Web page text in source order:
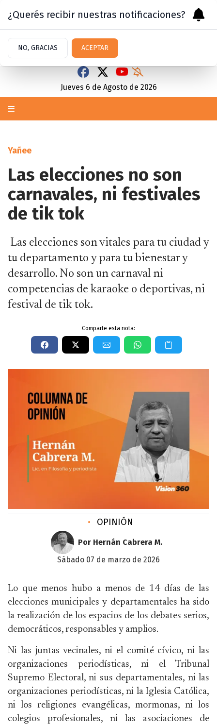
Jueves 6 de Agosto de 2026
Yañee
Las elecciones no son
carnavales, ni festivales
de tik tok
Las elecciones son vitales para tu ciudad y
tu departamento y para tu bienestar y
desarrollo. No son un carnaval ni
competencias de karaoke o deportivas, ni
festival de tik tok.
Comparte esta nota:
• OPINIÓN
Por Hernán Cabrera M.
sábado 07 de marzo de 2026
Lo que menos hubo a menos de 14 días de las
elecciones municipales y departamentales ha sido
la realización de los espacios de los debates serios,
democráticos, responsables y amplios.
Ni las juntas vecinales, ni el comité cívico, ni las
organizaciones periodísticas, ni el Tribunal
Supremo Electoral, ni sus departamentales, ni las
organizaciones periodísticas, ni la Iglesia Católica,
ni los religiones evangélicas, mormonas, ni los
colegios profesionales, ni las asociaciones de
¿Querés recibir nuestras notificaciones?
NO, GRACIAS ACEPTAR